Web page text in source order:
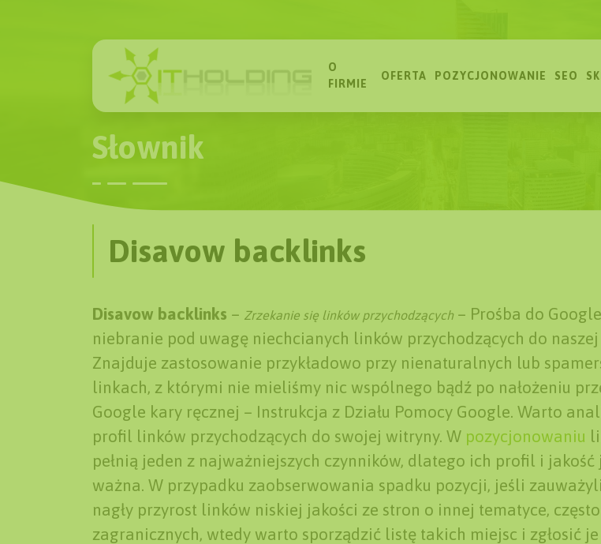
O
FIRMIE
OFERTA POZYCJONOWANIE SEO
Słownik
Disavow backlinks
Disavow backlinks – Zrzekanie się linków przychodzących – Prośba do
niebranie pod uwagę niechcianych linków przychodzących do naszej
Znajduje zastosowanie przykładowo przy nienaturalnych lub
linkach, z którymi nie mieliśmy nic wspólnego bądź po nałożeniu
Google kary ręcznej – Instrukcja z Działu Pomocy Google. Warto
profil linków przychodzących do swojej witryny. W pozycjonowaniu
pełnią jeden z najważniejszych czynników, dlatego ich profil i jakość
ważna. W przypadku zaobserwowania spadku pozycji, jeśli
nagły przyrost linków niskiej jakości ze stron o innej tematyce, często
zagranicznych, wtedy warto sporządzić listę takich miejsc i zgłosić